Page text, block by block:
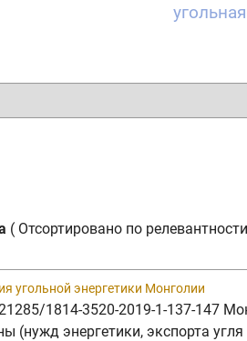
( Отсортировано по
угольной энергетики Монголии
1814-3520-2019-1-137-147
(нужд энергетики, экспорта